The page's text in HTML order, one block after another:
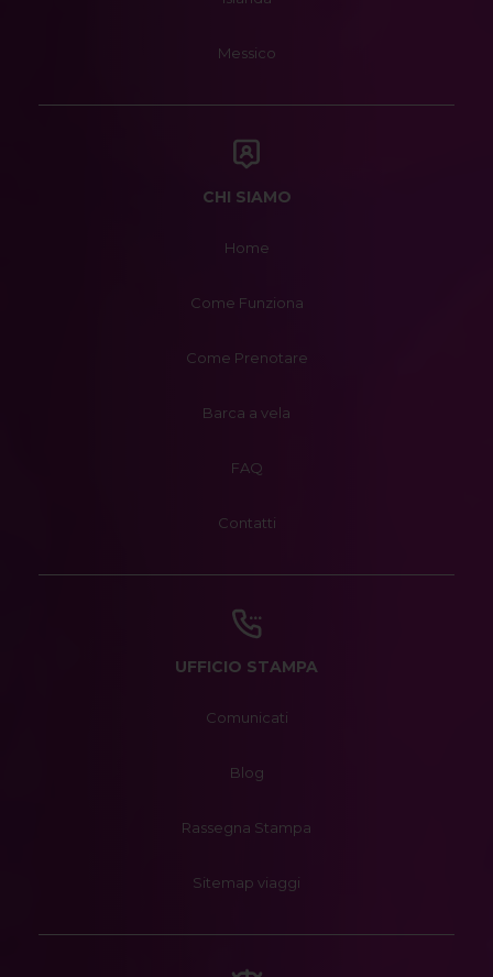
Messico
CHI SIAMO
Home
Come Funziona
Come Prenotare
Barca a vela
FAQ
Contatti
UFFICIO STAMPA
Comunicati
Blog
Rassegna Stampa
Sitemap viaggi